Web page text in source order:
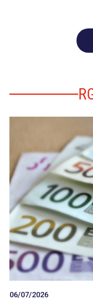
06/07/2026